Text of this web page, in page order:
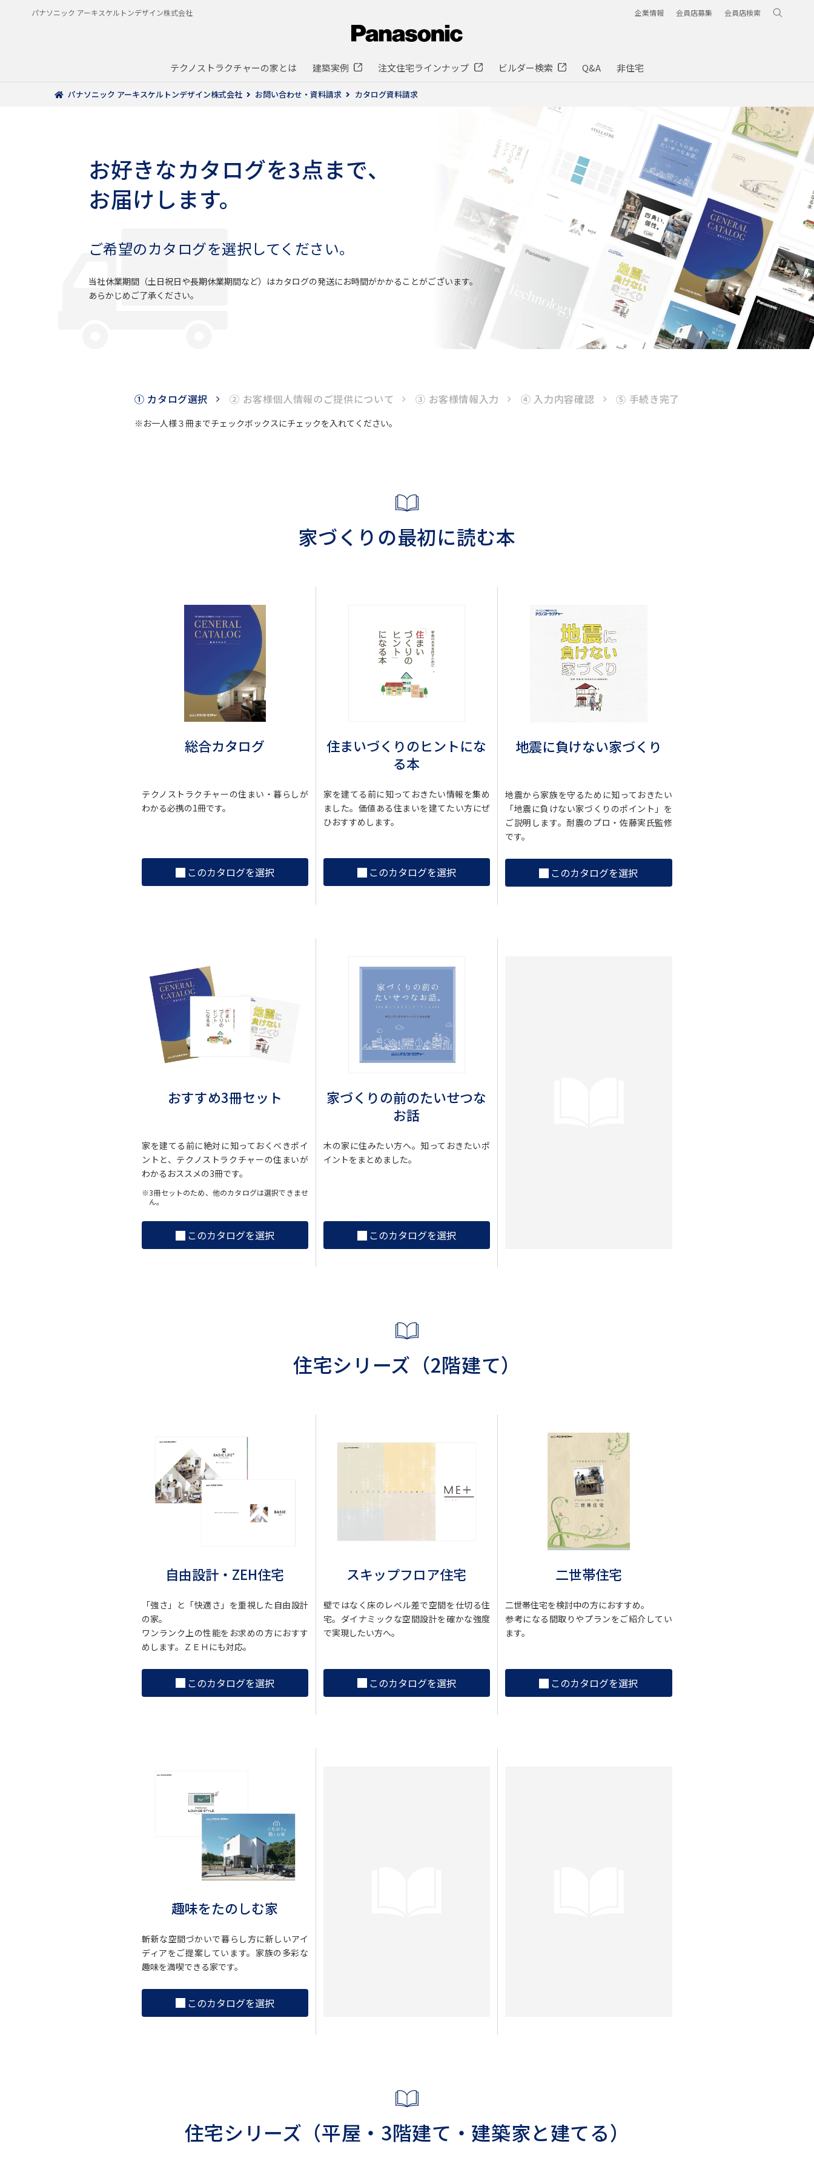
パナソニック アーキスケルトンデザイン株式会社
テクノストラクチャーの家とは 建築実例 注文住宅ラインナップ ビルダー検索 Q&A 非住宅
企業情報 会員店募集 会員店検索
パナソニック アーキスケルトンデザイン株式会社 お問い合わせ・資料請求 カタログ資料請求
お好きなカタログを3点まで、
お届けします。
ご希望のカタログを選択してください。
当社休業期間（土日祝日や長期休業期間など）はカタログの発送にお時間がかかることがございます。
あらかじめご了承ください。
① カタログ選択 ② お客様個人情報のご提供について ③ お客様情報入力 ④ 入力内容確認 ⑤ 手続き完了
※お一人様３冊までチェックボックスにチェックを入れてください。
家づくりの最初に読む本
総合カタログ
テクノストラクチャーの住まい・暮らしが
わかる必携の1冊です。
このカタログを選択
住まいづくりのヒントにな
る本
家を建てる前に知っておきたい情報を集め
ました。価値ある住まいを建てたい方にぜ
ひおすすめします。
このカタログを選択
地震に負けない家づくり
地震から家族を守るために知っておきたい
「地震に負けない家づくりのポイント」を
ご説明します。耐震のプロ・佐藤実氏監修
です。
このカタログを選択
おすすめ3冊セット
家を建てる前に絶対に知っておくべきポイ
ントと、テクノストラクチャーの住まいが
わかるおススメの3冊です。
※3冊セットのため、他のカタログは選択できませ
ん。
このカタログを選択
家づくりの前のたいせつな
お話
木の家に住みたい方へ。知っておきたいポ
イントをまとめました。
このカタログを選択
住宅シリーズ（2階建て）
自由設計・ZEH住宅
「強さ」と「快適さ」を重視した自由設計
の家。
ワンランク上の性能をお求めの方におすす
めします。ＺＥＨにも対応。
このカタログを選択
スキップフロア住宅
壁ではなく床のレベル差で空間を仕切る住
宅。ダイナミックな空間設計を確かな強度
で実現したい方へ。
このカタログを選択
二世帯住宅
二世帯住宅を検討中の方におすすめ。
参考になる間取りやプランをご紹介してい
ます。
このカタログを選択
趣味をたのしむ家
斬新な空間づかいで暮らし方に新しいアイ
ディアをご提案しています。家族の多彩な
趣味を満喫できる家です。
このカタログを選択
住宅シリーズ （平屋・3階建て・ 建築家と建てる）